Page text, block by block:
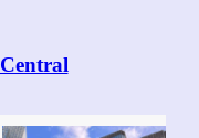
Central